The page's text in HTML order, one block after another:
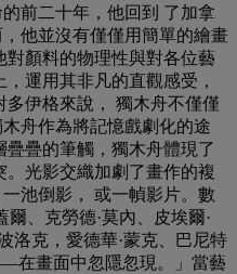
前二十年，他回到 了加拿
他並沒有僅僅用簡單的繪畫
顏料的物理性與對各位藝
運用其非凡的直觀感受，
伊格來說， 獨木舟不僅僅
舟作為將記憶戲劇化的途
疊的筆觸，獨木舟體現了
光影交織加劇了畫作的複
池倒影， 或一幀影片。數
、克勞德·莫內、皮埃爾·
洛克，愛德華·蒙克、巴尼特
在畫面中忽隱忽現。」當藝